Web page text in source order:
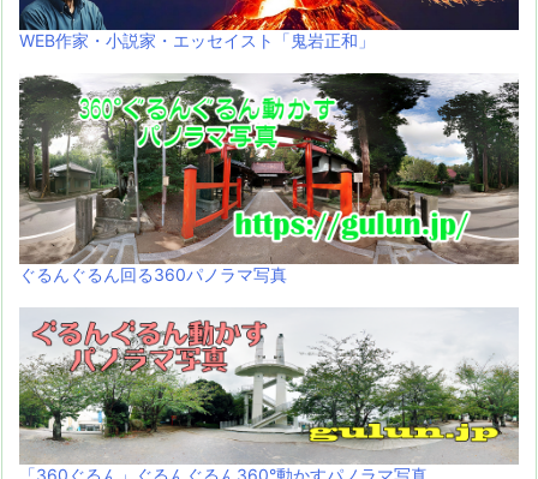
WEB作家・小説家・エッセイスト「鬼岩正和」
ぐるんぐるん回る360パノラマ写真